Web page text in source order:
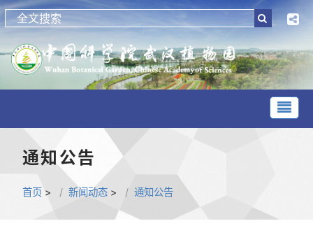
通知公告
首页 > 新闻动态 > 通知公告